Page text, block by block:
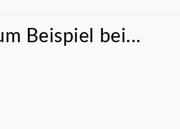
Beispiel bei...